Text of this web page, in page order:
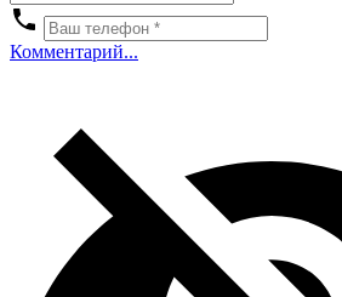
Комментарий...